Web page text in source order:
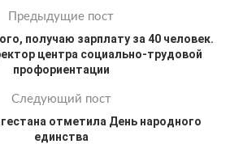
Предыдущие пост
получаю зарплату за 40 человек.
центра социально-трудовой
профориентации
Следующий пост
отметила День народного
единства